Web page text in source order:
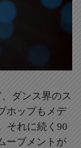
ダンス界のス
ホップもメデ
それに続く90
ーブメントが